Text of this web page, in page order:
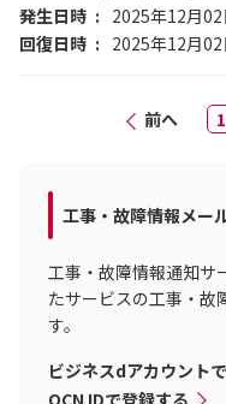
発生日時
2025年12月
回復日時
2025年12月
前へ 1
工事・故障情報メー
工事・故障情報通知サ
たサービスの工事・故
す。
ビジネスdアカウント
OCN IDで登録する